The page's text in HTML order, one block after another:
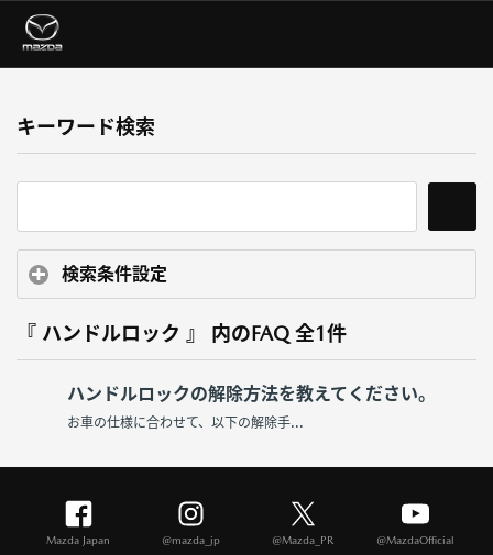
キーワード検索
検索条件設定
『 ハンドルロック 』 内のFAQ 全1件
ハンドルロックの解除方法を教えてください。
お車の仕様に合わせて、以下の解除手...
Mazda Japan @mazda_jp @Mazda_PR @MazdaOfficial